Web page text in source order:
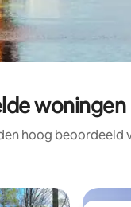
woningen
hoog beoordeeld